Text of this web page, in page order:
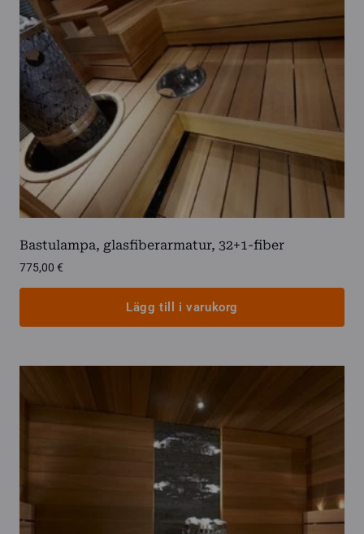
Bastulampa, glasfiberarmatur, 32+1-fiber
775,00 €
Lägg till i varukorg